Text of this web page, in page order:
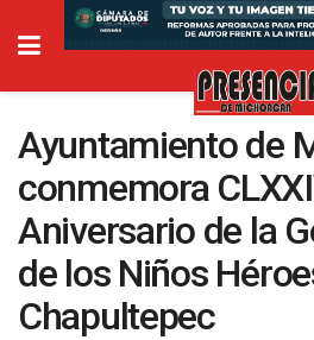
Ayuntamiento de
conmemora
Aniversario de la
de los Niños
Chapultepec